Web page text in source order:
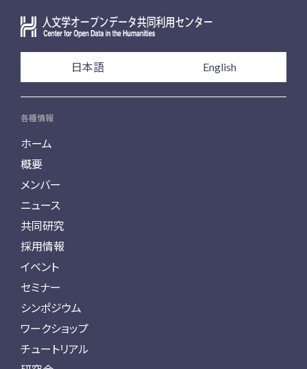
日本語 English
各種情報
ホーム
概要
メンバー
ニュース
共同研究
採用情報
イベント
セミナー
シンポジウム
ワークショップ
チュートリアル